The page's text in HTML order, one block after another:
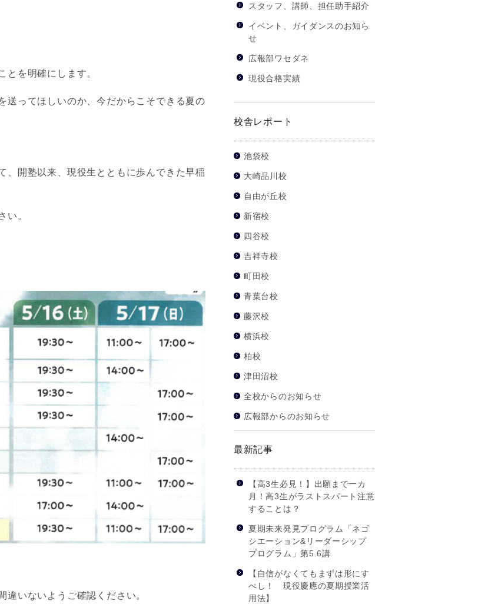
とを明確にします。
送ってほしいのか、今だからこそできる夏の
、開塾以来、現役生とともに歩んできた早稲
い。
いないようご確認ください。
スタッフ、講師、担任助手紹介
イベント、ガイダンスのお知ら
せ
広報部ワセダネ
現役合格実績
校舎レポート
池袋校
大崎品川校
自由が丘校
新宿校
四谷校
吉祥寺校
町田校
青葉台校
藤沢校
横浜校
柏校
津田沼校
全校からのお知らせ
広報部からのお知らせ
最新記事
【高3生必見！】出願まで一カ
月！高3生がラストスパート注意
することは？
夏期未来発見プログラム「ネゴ
シエーション&リーダーシップ
プログラム」第5.6講
【自信がなくてもまずは形にす
べし！ 現役慶應の夏期授業活
用法】